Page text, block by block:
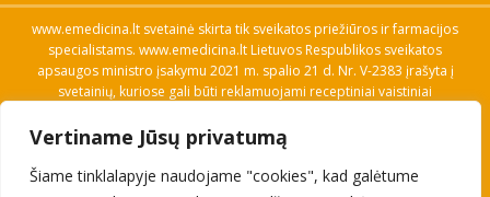
Vertiname Jūsų privatumą
Šiame tinklalapyje naudojame "cookies", kad galėtume
www.emedicina.lt svetainė skirta tik sveikatos priežiūros ir farmacijos
specialistams. www.emedicina.lt Lietuvos Respublikos sveikatos
apsaugos ministro įsakymu 2021 m. spalio 21 d. Nr. V-2383 įrašyta į
svetainių, kuriose gali būti reklamuojami receptiniai vaistiniai
savo profesinę kvalifikaciją. Naudingos nuorodos: Vaistų ir medicinos
pagalbos priemonių kainų paieška, VVKT tinklalapis, Sveikatos
priežiūros ar farmacijos specialisto pranešimo apie įtariamą